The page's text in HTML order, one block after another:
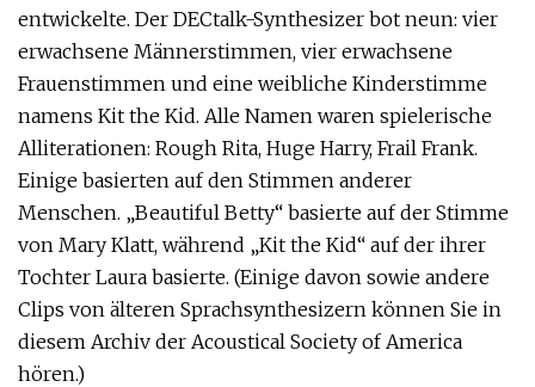
entwickelte. Der DECtalk-Synthesizer bot neun: vier
erwachsene Männerstimmen, vier erwachsene
Frauenstimmen und eine weibliche Kinderstimme
namens Kit the Kid. Alle Namen waren spielerische
Alliterationen: Rough Rita, Huge Harry, Frail Frank.
Einige basierten auf den Stimmen anderer
Menschen. „Beautiful Betty“ basierte auf der Stimme
von Mary Klatt, während „Kit the Kid“ auf der ihrer
Tochter Laura basierte. (Einige davon sowie andere
Clips von älteren Sprachsynthesizern können Sie in
diesem Archiv der Acoustical Society of America
hören.)